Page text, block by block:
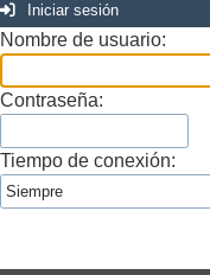
Iniciar sesión
Nombre de usuario:
Contraseña:
Tiempo de conexión: